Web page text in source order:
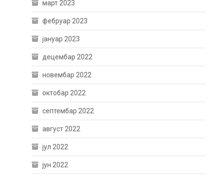
март 2023
фебруар 2023
јануар 2023
децембар 2022
новембар 2022
октобар 2022
септембар 2022
август 2022
јул 2022
јун 2022